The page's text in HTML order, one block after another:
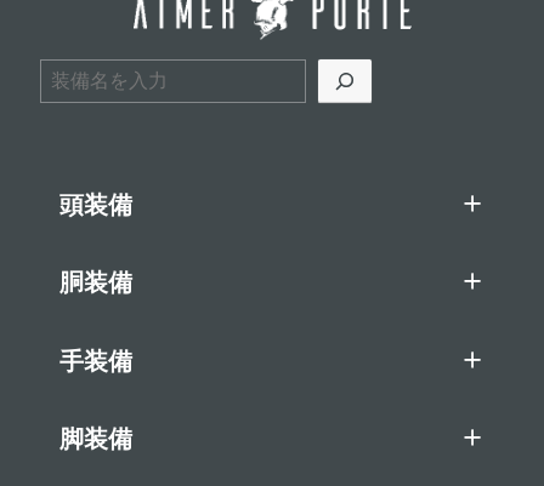
検索
頭装備
胴装備
手装備
脚装備